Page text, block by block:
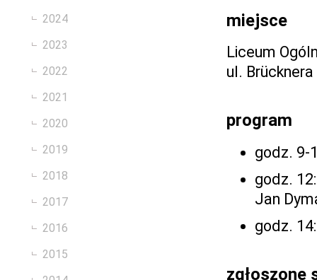
2024
2023
2022
2021
2020
2019
2018
2017
2016
2015
miejsce
Liceum
ul. Brücknera
program
godz. 9-
godz.
Jan
godz.
zgłoszone